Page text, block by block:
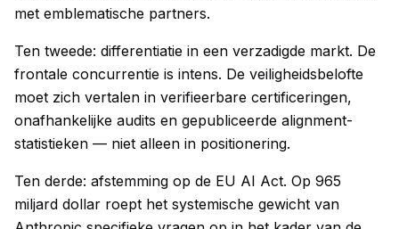
met emblematische partners.
Ten tweede: differentiatie in een verzadigde markt. De
frontale concurrentie is intens. De veiligheidsbelofte
moet zich vertalen in verifieerbare certificeringen,
onafhankelijke audits en gepubliceerde alignment-
statistieken — niet alleen in positionering.
Ten derde: afstemming op de EU AI Act. Op 965
miljard dollar roept het systemische gewicht van